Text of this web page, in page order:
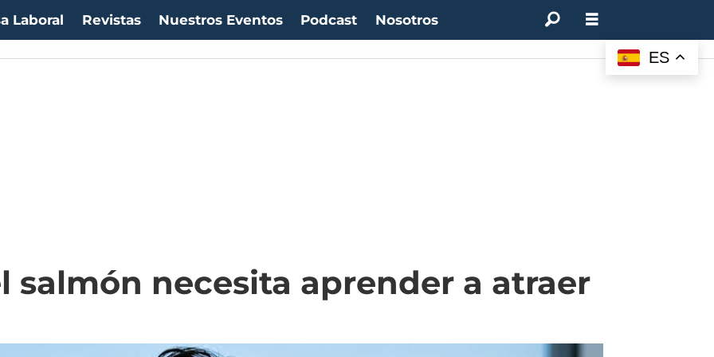
Laboral Revistas Nuestros Eventos Podcast Nosotros
salmón necesita aprender a atraer
ES
Bitcoin: $62.760,11